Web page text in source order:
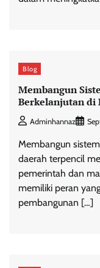
Blog
Membangun
Berkelanjutan di
Adminhannaz
Membangun
daerah terpencil
pemerintah dan
memiliki peran
pembangunan […]